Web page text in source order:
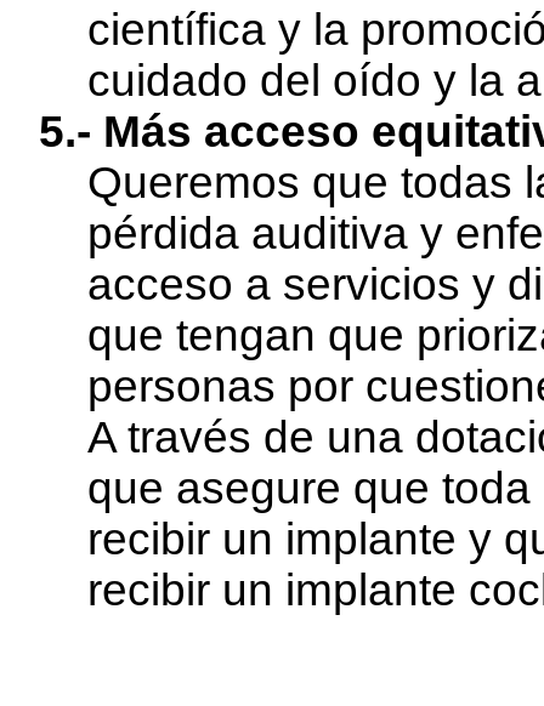
científica y la
cuidado del oído y la
5.- Más acceso
Queremos que todas
pérdida auditiva y
acceso a servicios y
que tengan que
personas por
A través de una
que asegure que
recibir un implante y
recibir un implante